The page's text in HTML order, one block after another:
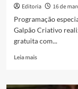
Editoria 16 de
Programação
Galpão Criativo
gratuita com...
Leia maisRead
Gomeia